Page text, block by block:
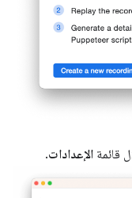
قائمة الإعدادات.